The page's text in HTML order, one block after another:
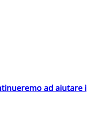
ad aiutare i